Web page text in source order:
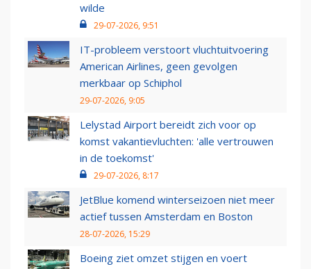
wilde
29-07-2026, 9:51
IT-probleem verstoort vluchtuitvoering
American Airlines, geen gevolgen
merkbaar op Schiphol
29-07-2026, 9:05
Lelystad Airport bereidt zich voor op
komst vakantievluchten: 'alle vertrouwen
in de toekomst'
29-07-2026, 8:17
JetBlue komend winterseizoen niet meer
actief tussen Amsterdam en Boston
28-07-2026, 15:29
Boeing ziet omzet stijgen en voert